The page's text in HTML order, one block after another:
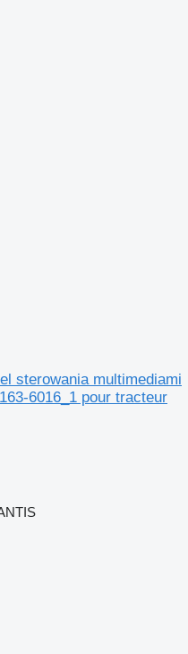
sterowania multimediami
6016_1 pour tracteur